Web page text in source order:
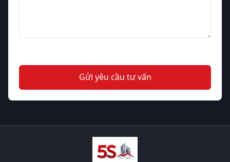
Gửi yêu cầu tư vấn